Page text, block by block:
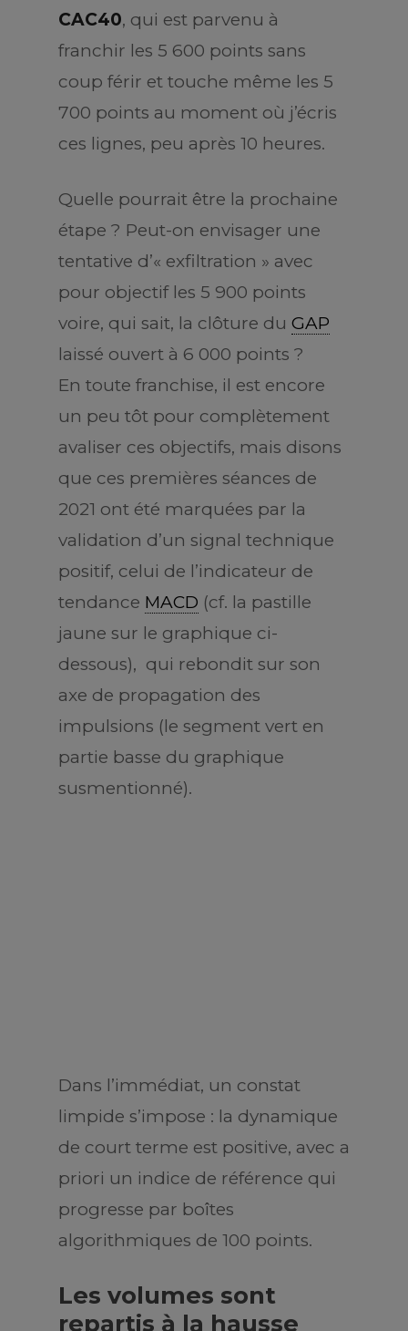
CAC40, qui est parvenu à
franchir les 5 600 points sans
coup férir et touche même les 5
700 points au moment où j’écris
ces lignes, peu après 10 heures.
Quelle pourrait être la prochaine
étape ? Peut-on envisager une
tentative d’« exfiltration » avec
pour objectif les 5 900 points
voire, qui sait, la clôture du GAP
laissé ouvert à 6 000 points ?
En toute franchise, il est encore
un peu tôt pour complètement
avaliser ces objectifs, mais disons
que ces premières séances de
2021 ont été marquées par la
validation d’un signal technique
positif, celui de l’indicateur de
tendance MACD (cf. la pastille
jaune sur le graphique ci-
dessous), qui rebondit sur son
axe de propagation des
impulsions (le segment vert en
partie basse du graphique
susmentionné).
Dans l’immédiat, un constat
limpide s’impose : la dynamique
de court terme est positive, avec a
priori un indice de référence qui
progresse par boîtes
algorithmiques de 100 points.
Les volumes sont
repartis à la hausse